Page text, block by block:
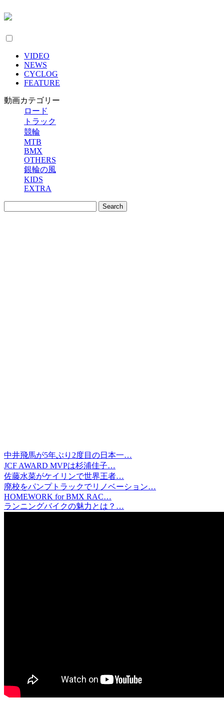
VIDEO
NEWS
CYCLOG
FEATURE
動画カテゴリー
ロード
トラック
競輪
MTB
BMX
OTHERS
銀輪の風
KIDS
EXTRA
中井飛馬が5年ぶり2度目の日本一…
JCF AWARD MVPは杉浦佳子…
佐藤水菜がケイリンで世界王者…
廃校をパンプトラックでリノベーション…
HOMEWORK for BMX RAC…
ランニングバイクの魅力とは？…